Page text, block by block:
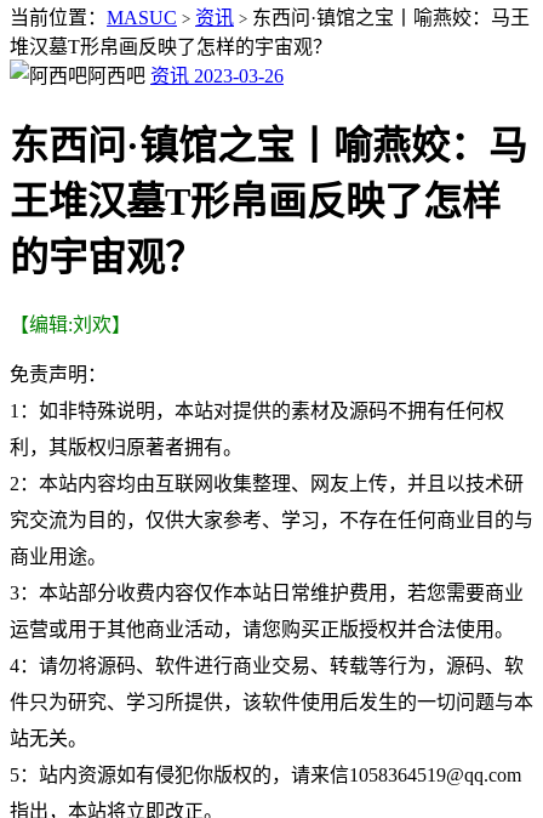
当前位置： MASUC > 资讯 > 东西问·镇馆之宝丨喻燕姣：马王
堆汉墓T形帛画反映了怎样的宇宙观？
阿西吧 资讯 2023-03-26
东西问·镇馆之宝丨喻燕姣：马
王堆汉墓T形帛画反映了怎样
的宇宙观？
【编辑:刘欢】
免责声明：
1：如非特殊说明，本站对提供的素材及源码不拥有任何权
利，其版权归原著者拥有。
2：本站内容均由互联网收集整理、网友上传，并且以技术研
究交流为目的，仅供大家参考、学习，不存在任何商业目的与
商业用途。
3：本站部分收费内容仅作本站日常维护费用，若您需要商业
运营或用于其他商业活动，请您购买正版授权并合法使用。
4：请勿将源码、软件进行商业交易、转载等行为，源码、软
件只为研究、学习所提供，该软件使用后发生的一切问题与本
站无关。
5：站内资源如有侵犯你版权的，请来信1058364519@qq.com
指出，本站将立即改正。